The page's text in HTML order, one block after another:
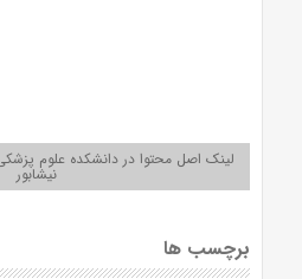
لینک اصل محتوا در دانشکده علوم
نیشابور
برچسب ها